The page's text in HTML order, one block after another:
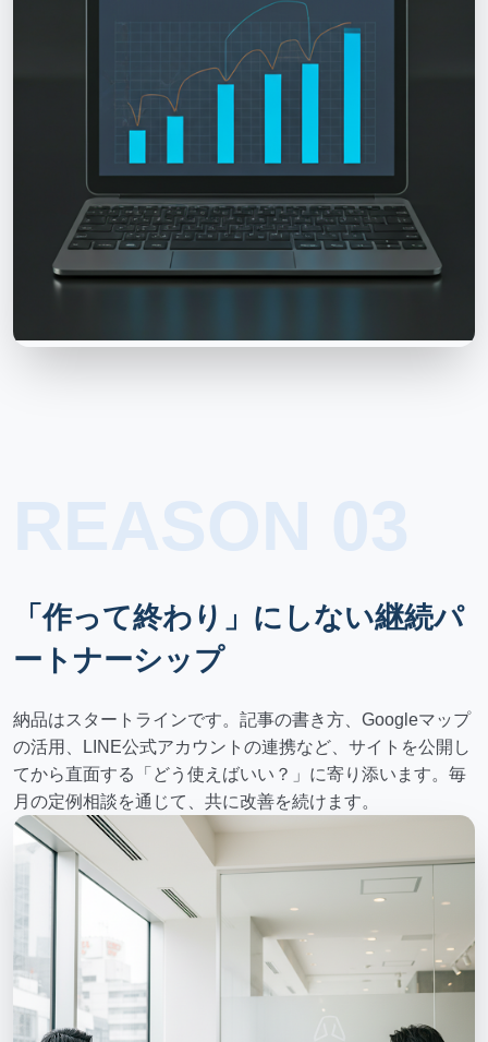
REASON 03
「作って終わり」にしない継続パ
ートナーシップ
納品はスタートラインです。記事の書き方、Googleマップ
の活用、LINE公式アカウントの連携など、サイトを公開し
てから直面する「どう使えばいい？」に寄り添います。毎
月の定例相談を通じて、共に改善を続けます。